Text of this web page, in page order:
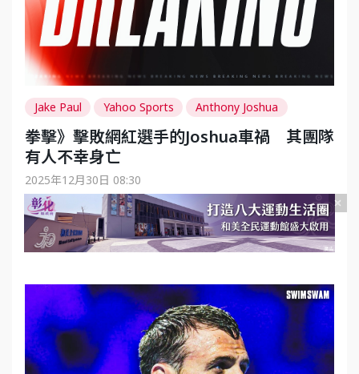
Jake Paul Yahoo Sports Anthony Joshua
拳擊》擊敗網紅選手的Joshua車禍 其團隊
有人不幸身亡
2025年12月30日 08:30